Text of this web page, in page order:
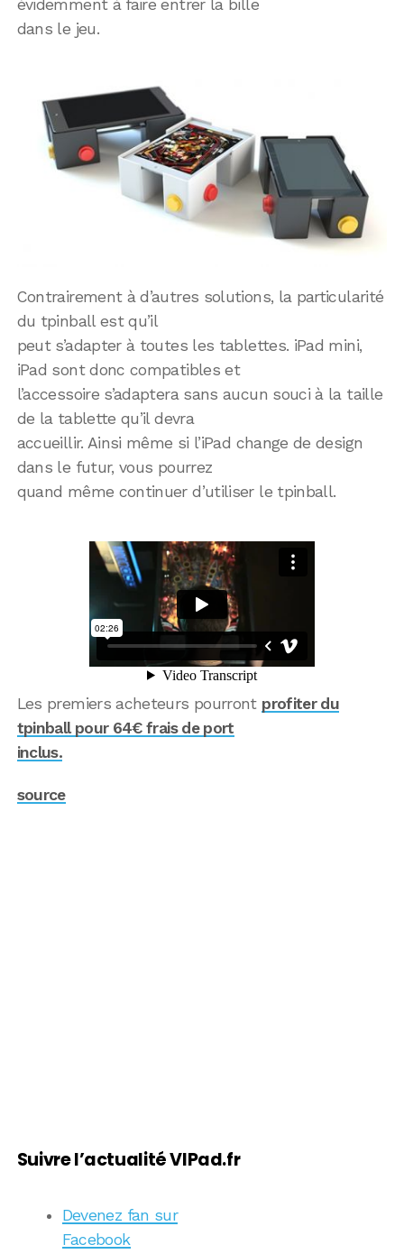
évidemment à faire entrer la bille
dans le jeu.
Contrairement à d’autres solutions, la particularité
du tpinball est qu’il
peut s’adapter à toutes les tablettes. iPad mini,
iPad sont donc compatibles et
l’accessoire s’adaptera sans aucun souci à la taille
de la tablette qu’il devra
accueillir. Ainsi même si l’iPad change de design
dans le futur, vous pourrez
quand même continuer d’utiliser le tpinball.
Les premiers acheteurs pourront profiter du
tpinball pour 64€ frais de port
inclus.
source
Suivre l’actualité VIPad.fr
Devenez fan sur
Facebook